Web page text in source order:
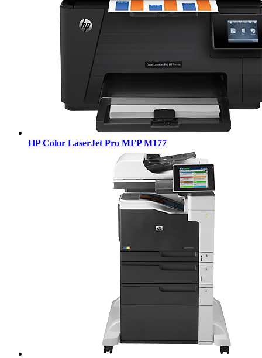
HP Color LaserJet Pro MFP M177